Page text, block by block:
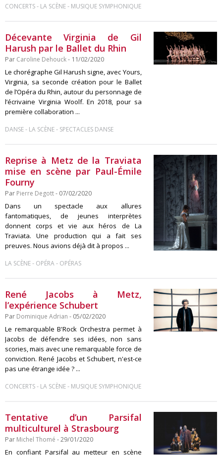
CONCERTS- LA SCÈNE- MUSIQUE SYMPHONIQUE
Décevante Virginia de Gil
Harush par le Ballet du Rhin
Par Caroline Dehouck- 11/02/2020
Le chorégraphe Gil Harush signe, avec Yours,
Virginia, sa seconde création pour le Ballet
de l’Opéra du Rhin, autour du personnage de
l’écrivaine Virginia Woolf. En 2018, pour sa
première collaboration ...
DANSE- LA SCÈNE- SPECTACLES DANSE
Reprise à Metz de la Traviata
mise en scène par Paul-Émile
Fourny
Par Pierre Degott- 07/02/2020
Dans un spectacle aux allures
fantomatiques, de jeunes interprètes
donnent corps et vie aux héros de La
Traviata. Une production qui a fait ses
preuves. Nous avions déjà dit à propos ...
LA SCÈNE- OPÉRA- OPÉRAS
René Jacobs à Metz,
l’expérience Schubert
Par Dominique Adrian - 05/02/2020
Le remarquable B'Rock Orchestra permet à
Jacobs de défendre ses idées, non sans
scories, mais avec une remarquable force de
conviction. René Jacobs et Schubert, n'est-ce
pas une étrange idée ? ...
CONCERTS- LA SCÈNE- MUSIQUE SYMPHONIQUE
Tentative d’un Parsifal
multiculturel à Strasbourg
Par Michel Thomé - 29/01/2020
En confiant Parsifal au metteur en scène